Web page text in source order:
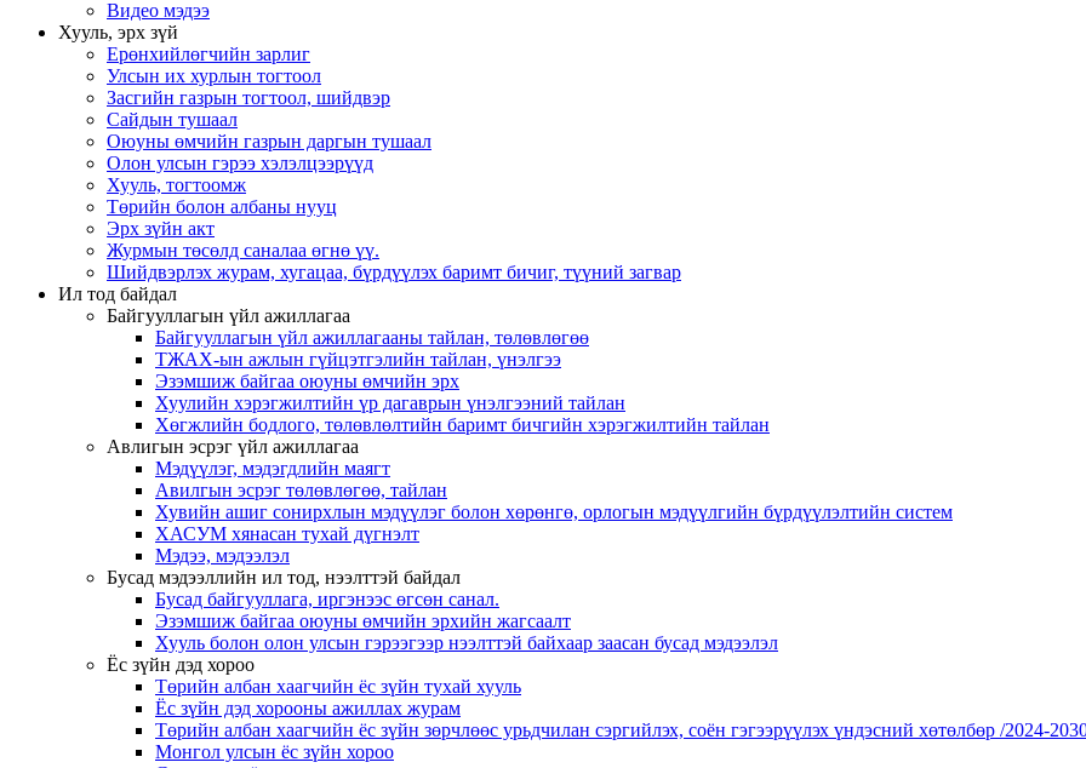
Видео мэдээ
Хууль, эрх зүй
Ерөнхийлөгчийн зарлиг
Улсын их хурлын тогтоол
Засгийн газрын тогтоол, шийдвэр
Сайдын тушаал
Оюуны өмчийн газрын даргын тушаал
Олон улсын гэрээ хэлэлцээрүүд
Хууль, тогтоомж
Төрийн болон албаны нууц
Эрх зүйн акт
Журмын төсөлд саналаа өгнө үү.
Шийдвэрлэх журам, хугацаа, бүрдүүлэх баримт бичиг, түүний загвар
Ил тод байдал
Байгууллагын үйл ажиллагаа
Байгууллагын үйл ажиллагааны тайлан, төлөвлөгөө
ТЖАХ-ын ажлын гүйцэтгэлийн тайлан, үнэлгээ
Эзэмшиж байгаа оюуны өмчийн эрх
Хуулийн хэрэгжилтийн үр дагаврын үнэлгээний тайлан
Хөгжлийн бодлого, төлөвлөлтийн баримт бичгийн хэрэгжилтийн тайлан
Авлигын эсрэг үйл ажиллагаа
Мэдүүлэг, мэдэгдлийн маягт
Авилгын эсрэг төлөвлөгөө, тайлан
Хувийн ашиг сонирхлын мэдүүлэг болон хөрөнгө, орлогын мэдүүлгийн бүрдүүлэлтийн систем
ХАСУМ хянасан тухай дүгнэлт
Мэдээ, мэдээлэл
Бусад мэдээллийн ил тод, нээлттэй байдал
Бусад байгууллага, иргэнээс өгсөн санал.
Эзэмшиж байгаа оюуны өмчийн эрхийн жагсаалт
Хууль болон олон улсын гэрээгээр нээлттэй байхаар заасан бусад мэдээлэл
Ёс зүйн дэд хороо
Төрийн албан хаагчийн ёс зүйн тухай хууль
Ёс зүйн дэд хорооны ажиллах журам
Төрийн албан хаагчийн ёс зүйн зөрчлөөс урьдчилан сэргийлэх, соён гэгээрүүлэх үндэсний хөтөлбөр /2024-
Монгол улсын ёс зүйн хороо